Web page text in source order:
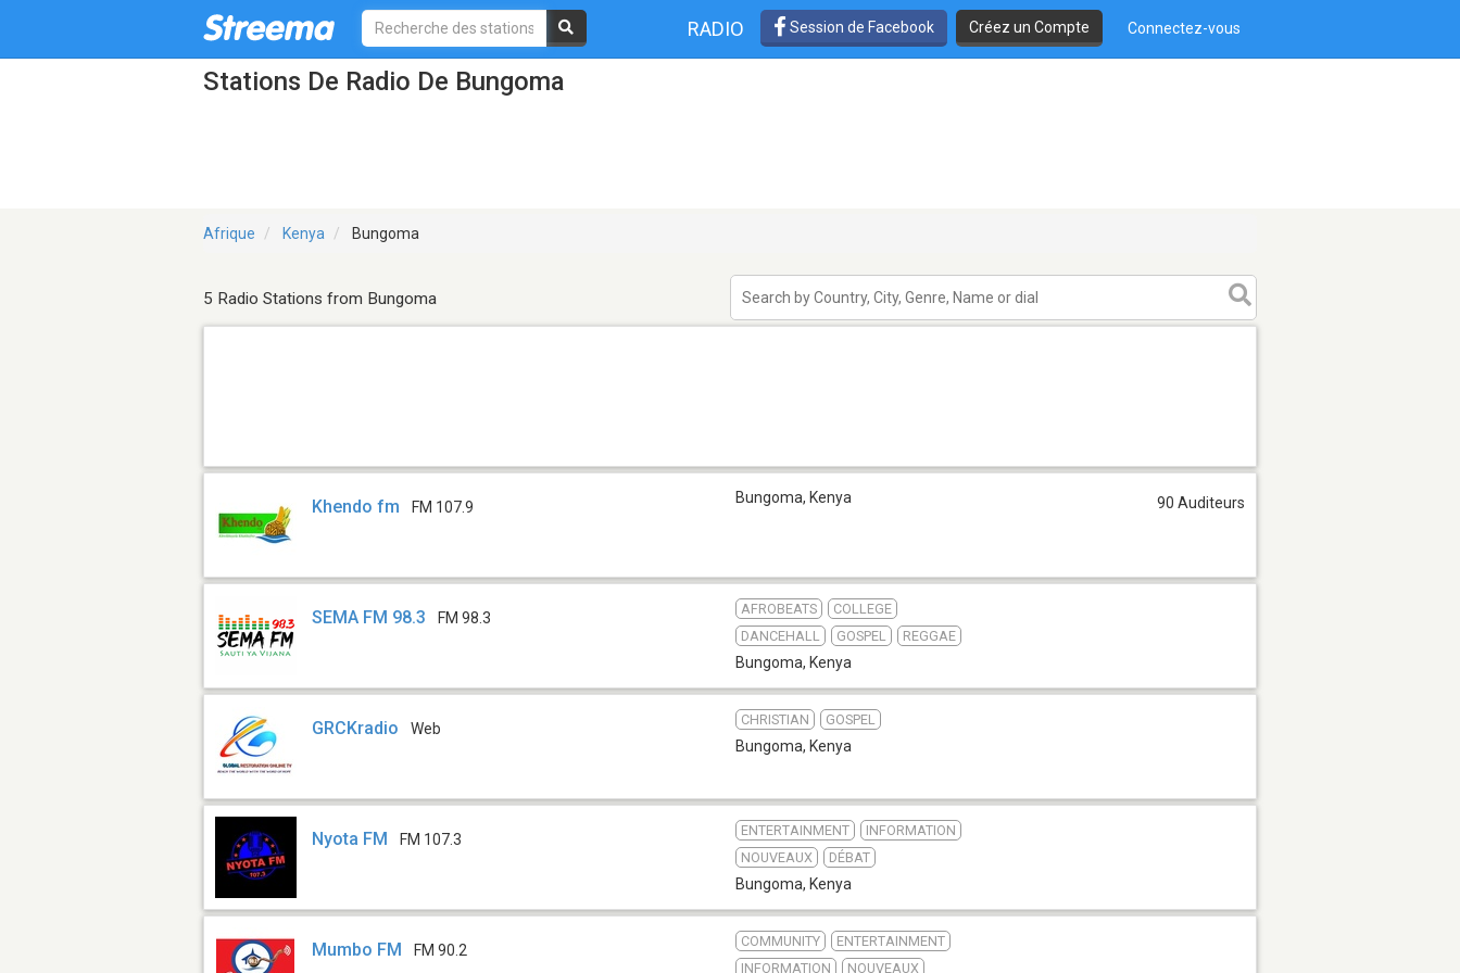
RADIO Session de Facebook Créez un Compte Connectez-vous
Stations De Radio De Bungoma
Afrique Kenya Bungoma
5 Radio Stations from Bungoma
Khendo fm FM 107.9
Bungoma, Kenya 90 Auditeurs
SEMA FM 98.3 FM 98.3
AFROBEATS
COLLEGE
DANCEHALL
GOSPEL REGGAE
Bungoma, Kenya
GRCKradio Web
CHRISTIAN GOSPEL
Bungoma, Kenya
Nyota FM FM 107.3
ENTERTAINMENT
INFORMATION
NOUVEAUX
DÉBAT
Bungoma, Kenya
Mumbo FM FM 90.2
COMMUNITY
ENTERTAINMENT
INFORMATION
NOUVEAUX